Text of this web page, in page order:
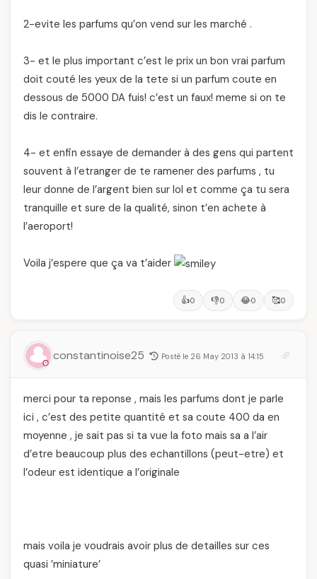
2-evite les parfums qu’on vend sur les marché .
3- et le plus important c’est le prix un bon vrai parfum
doit couté les yeux de la tete si un parfum coute en
dessous de 5000 DA fuis! c’est un faux! meme si on te
dis le contraire.
4- et enfin essaye de demander à des gens qui partent
souvent à l’etranger de te ramener des parfums , tu
leur donne de l’argent bien sur lol et comme ça tu sera
tranquille et sure de la qualité, sinon t’en achete à
l’aeroport!
Voila j’espere que ça va t’aider
👍0 👎0 😂0 🥰0
constantinoise25 Posté le 26 May 2013 à 14:15
merci pour ta reponse , mais les parfums dont je parle
ici , c’est des petite quantité et sa coute 400 da en
moyenne , je sait pas si ta vue la foto mais sa a l’air
d’etre beaucoup plus des echantillons (peut-etre) et
l’odeur est identique a l’originale
mais voila je voudrais avoir plus de detailles sur ces
quasi ’miniature’